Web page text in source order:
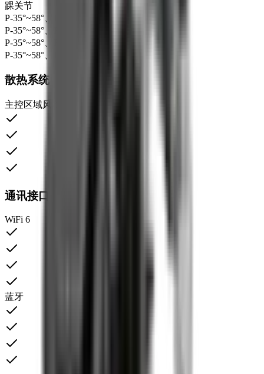
踝关节
P-35°~58°、R±25°
P-35°~58°、R±25°
P-35°~58°、R±25°
P-35°~58°、R±25°
散热系统
主控区域风冷散热
通讯接口
WiFi 6
蓝牙